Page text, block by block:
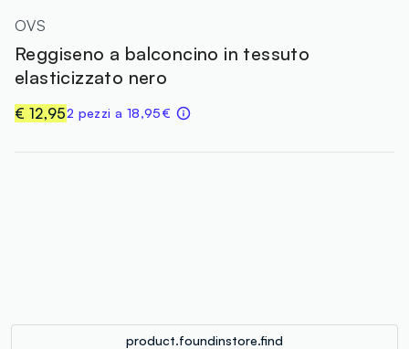
OVS
Reggiseno a balconcino in tessuto
elasticizzato nero
€ 12,952 pezzi a 18,95€
product.foundinstore.find